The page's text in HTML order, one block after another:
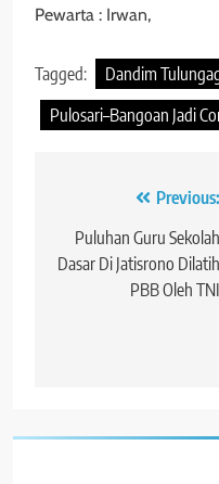
Pewarta : Irwan,
Tagged:
Dandim
Pulosari–Bangoan Jadi
Navigasi
pos
Previous:
Puluhan Guru Sekolah
Dasar Di Jatisrono Dilatih
PBB Oleh TNI